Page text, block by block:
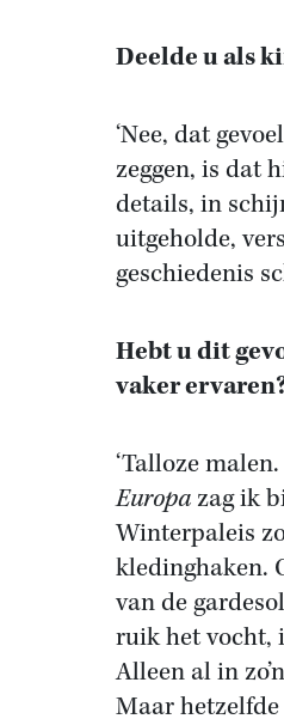
Deelde u als
‘Nee, dat
zeggen, is dat
details, in
uitgeholde,
geschiedenis
Hebt u dit
vaker
‘Talloze
Europazag ik
Winterpaleis
kledinghaken.
van de
ruik het vocht,
Alleen al in
Maar